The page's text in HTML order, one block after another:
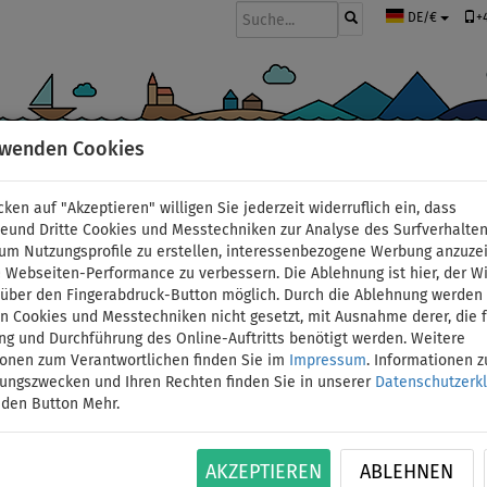
Cookies
auf "Akzeptieren" willigen Sie jederzeit widerruflich ein, dass
Dritte Cookies und Messtechniken zur Analyse des
Nutzungsprofile zu erstellen, interessenbezogene Werbung
Webseiten-Performance zu verbessern. Die Ablehnung ist hier, der
den Fingerabdruck-Button möglich. Durch die Ablehnung werden
Cookies und Messtechniken nicht gesetzt, mit Ausnahme derer, die
und Durchführung des Online-Auftritts benötigt werden. Weitere
zum Verantwortlichen finden Sie im
Impressum. Informationen
und Ihren Rechten finden Sie in unserer
Button Mehr.
AKZEPTIEREN ABLEHNEN
DE/€
Schlauchboot
orange dark grey mit
ohne Motor